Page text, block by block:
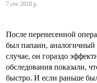
7 січ. 2018 р.
После перенесенной
был папаин, аналогичный
случае, он гораздо
обследования показали,
быстро. И если раньше